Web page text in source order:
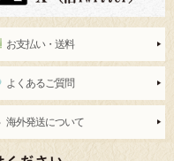
お支払い・送料
よくあるご質問
海外発送について